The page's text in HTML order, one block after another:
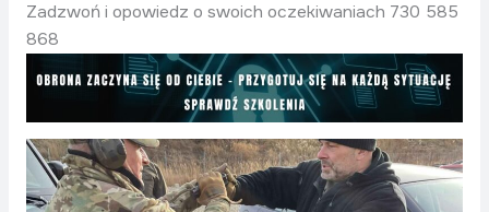
Zadzwoń i opowiedz o swoich oczekiwaniach 730 585
868